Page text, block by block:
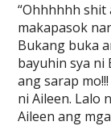
“Ohhhhhh shit
makapasok
Bukang buka
bayuhin sya ni
ang sarap
ni Aileen. Lalo
Aileen ang